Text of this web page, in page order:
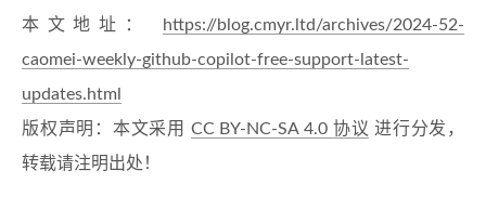
本文地址：
https://blog.cmyr.ltd/archives/2024-52-
caomei-weekly-github-copilot-free-support-latest-
updates.html
版权声明：本文采用 CC BY-NC-SA 4.0 协议 进行分发，
转载请注明出处！